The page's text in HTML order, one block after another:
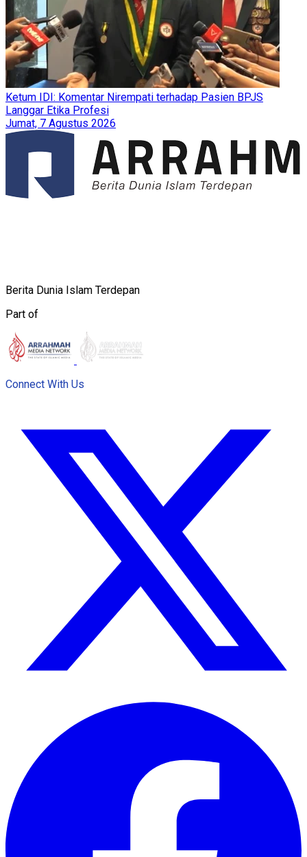
Ketum IDI: Komentar Nirempati terhadap Pasien BPJS
Langgar Etika Profesi
Jumat, 7 Agustus 2026
Berita Dunia Islam Terdepan
Part of
Connect With Us